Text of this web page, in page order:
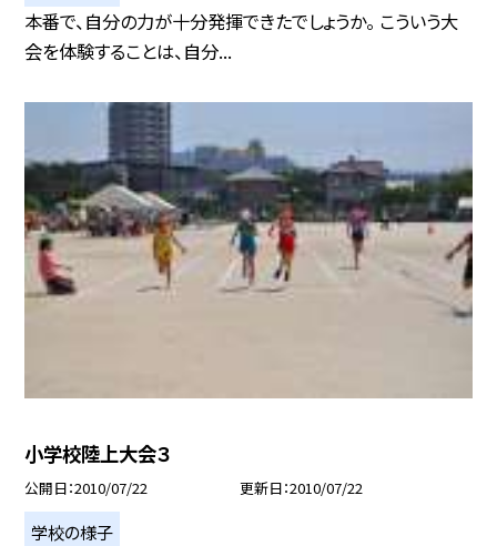
本番で、自分の力が十分発揮できたでしょうか。 こういう大
会を体験することは、自分...
小学校陸上大会３
公開日 2010/07/22 更新日 2010/07/22
学校の様子